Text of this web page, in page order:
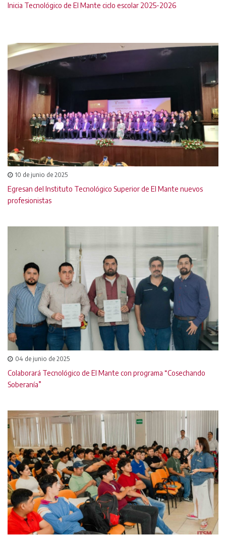
Inicia Tecnológico de El Mante ciclo escolar 2025-2026
10 de junio de 2025
Egresan del Instituto Tecnológico Superior de El Mante nuevos
profesionistas
04 de junio de 2025
Colaborará Tecnológico de El Mante con programa “Cosechando
Soberanía”